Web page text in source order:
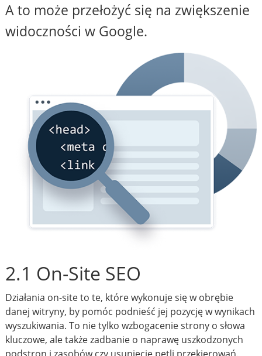
A to może przełożyć się na zwiększenie
widoczności w Google.
2.1 On-Site SEO
Działania on-site to te, które wykonuje się w obrębie
danej witryny, by pomóc podnieść jej pozycję w wynikach
wyszukiwania. To nie tylko wzbogacenie strony o słowa
kluczowe, ale także zadbanie o naprawę uszkodzonych
podstron i zasobów czy usunięcie pętli przekierowań.